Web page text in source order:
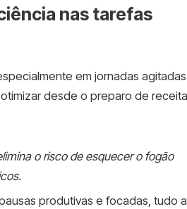
nas tarefas
em jornadas
desde o preparo de
o risco de esquecer o fogão
produtivas e focadas, tudo